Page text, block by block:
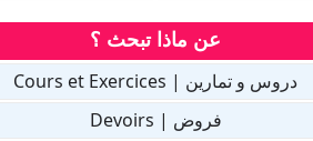
عن ماذا تبحث ؟
دروس و تمارين | Cours et Exercices
فروض | Devoirs